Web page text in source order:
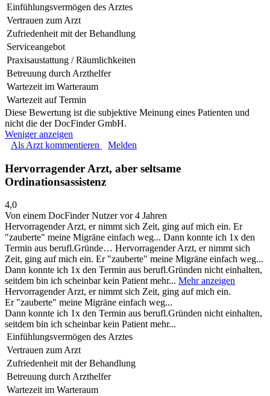
Einfühlungsvermögen des Arztes
Vertrauen zum Arzt
Zufriedenheit mit der Behandlung
Serviceangebot
Praxisaustattung / Räumlichkeiten
Betreuung durch Arzthelfer
Wartezeit im Warteraum
Wartezeit auf Termin
Diese Bewertung ist die subjektive Meinung eines Patienten und
nicht die der DocFinder GmbH.
Weniger anzeigen
Als Arzt kommentieren
Melden
Hervorragender Arzt, aber seltsame
Ordinationsassistenz
4,0
Von einem DocFinder Nutzervor 4 Jahren
Hervorragender Arzt, er nimmt sich Zeit, ging auf mich ein. Er
"zauberte" meine Migräne einfach weg... Dann konnte ich 1x den
Termin aus berufl.Gründe… Hervorragender Arzt, er nimmt sich
Zeit, ging auf mich ein. Er "zauberte" meine Migräne einfach weg...
Dann konnte ich 1x den Termin aus berufl.Gründen nicht einhalten,
seitdem bin ich scheinbar kein Patient mehr... Mehr anzeigen
Hervorragender Arzt, er nimmt sich Zeit, ging auf mich ein.
Er "zauberte" meine Migräne einfach weg...
Dann konnte ich 1x den Termin aus berufl.Gründen nicht einhalten,
seitdem bin ich scheinbar kein Patient mehr...
Einfühlungsvermögen des Arztes
Vertrauen zum Arzt
Zufriedenheit mit der Behandlung
Betreuung durch Arzthelfer
Wartezeit im Warteraum